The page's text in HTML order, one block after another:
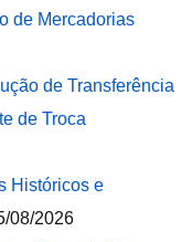
de Mercadorias
de Transferência
de Troca
Históricos e
08/2026